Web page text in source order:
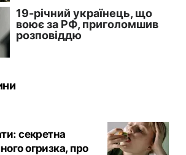
секретна
огризка, про